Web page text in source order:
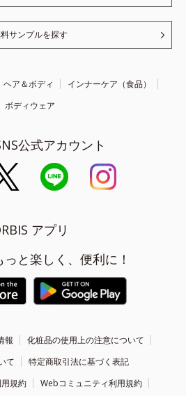
サンプルを探す
ヘア＆ボディ
インナーケア（食品）
ボディウェア
公式アカウント
アプリ
と楽しく、便利に！
報
化粧品の使用上の注意について
て
特定商取引法に基づく表記
規約
Webコミュニティ利用規約